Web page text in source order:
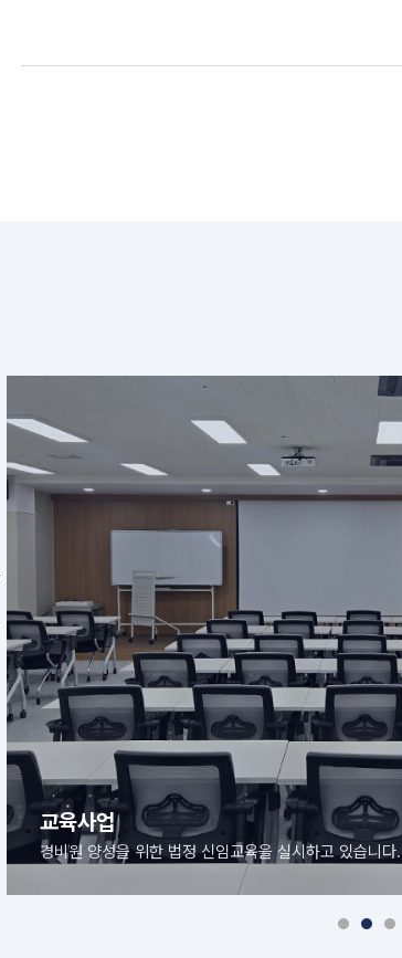
교육사진
경비원 양성을 위한 법정 신임교육을 실시하고 있습니다.